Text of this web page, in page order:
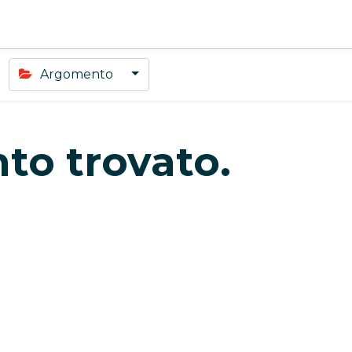
Argomento
trovato.